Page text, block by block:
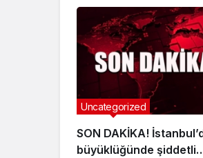
SON DAKİKA!
büyüklüğünde şiddetli
Uncategorized